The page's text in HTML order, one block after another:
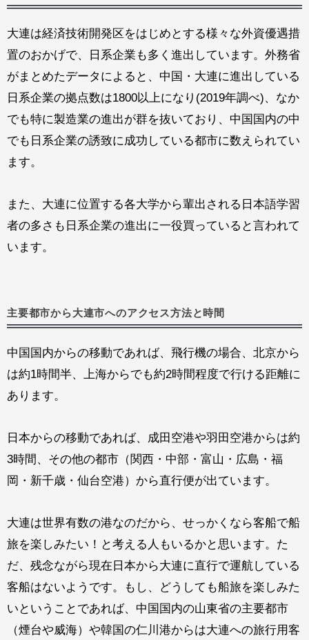
大連は経済技術開発区をはじめとする様々な外資優遇措
置のおかげで、日系企業も多く進出しています。外務省
がまとめたデータによると、中国・大連に進出している
日系企業の拠点数は1800以上になり(2019年調べ)、なか
でも特に製造業の進出が群を抜いており、中国国内の中
でも日系企業の誘致に成功している都市に数えられてい
ます。
また、大連に位置する各大学から輩出される日本語学習
者の多さも日系企業の進出に一役買っていると言われて
います。
主要都市から大連市へのアクセス方法と時間
中国国内からの移動であれば、飛行機の場合、北京から
は約1時間半、上海からでも約2時間程度で行ける距離に
あります。
日本からの移動であれば、成田空港や羽田空港からは約
3時間、その他の都市（関西・中部・富山・広島・福
岡・新千歳・仙台空港）から直行便が出ています。
大連は世界有数の港なのだから、せっかくなら客船で船
旅を楽しみたい！と考える人もいるかと思います。た
だ、残念ながら現在日本から大連に直行で運航している
客船はないようです。もし、どうしても船旅を楽しみた
いということであれば、中国国内の山東省の主要都市
（煙台や威海）や韓国の仁川港からは大連への旅行用客